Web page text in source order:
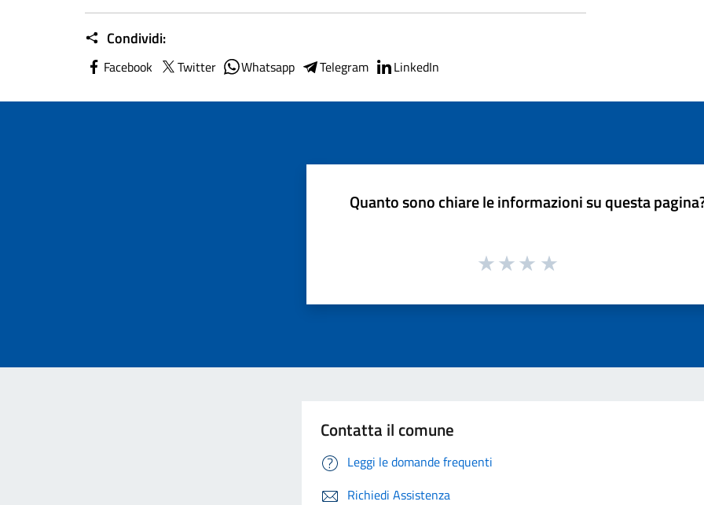
Condividi:
Facebook Twitter Whatsapp Telegram LinkedIn
Quanto sono chiare le informazioni su questa
Contatta il comune
Leggi le domande frequenti
Richiedi Assistenza